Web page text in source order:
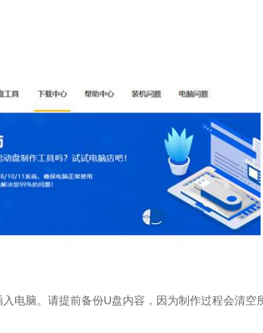
电脑。请提前备份U盘内容，因为制作过程会清空